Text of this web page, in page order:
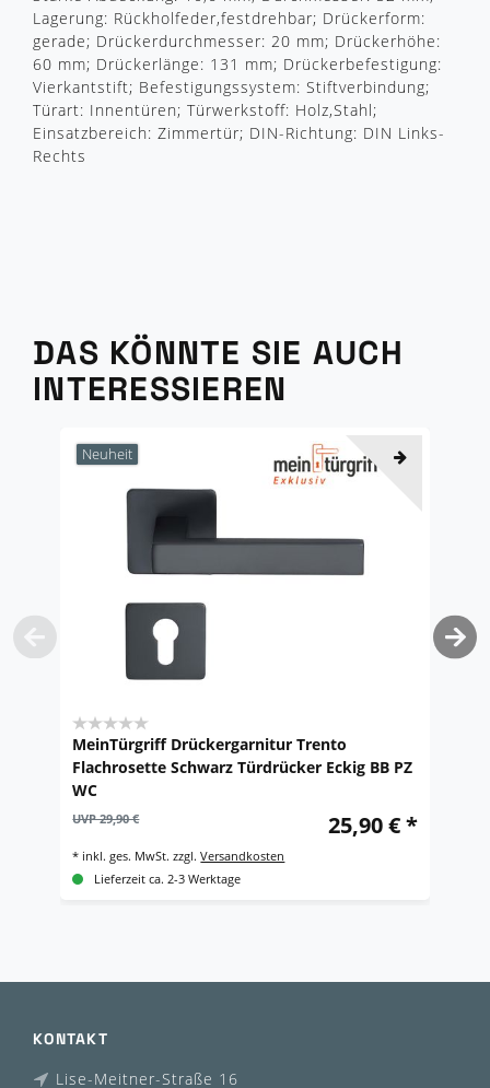
Lagerung: Rückholfeder,festdrehbar; Drückerform:
gerade; Drückerdurchmesser: 20 mm; Drückerhöhe:
60 mm; Drückerlänge: 131 mm; Drückerbefestigung:
Vierkantstift; Befestigungssystem: Stiftverbindung;
Türart: Innentüren; Türwerkstoff: Holz,Stahl;
Einsatzbereich: Zimmertür; DIN-Richtung: DIN Links-
Rechts
DAS KÖNNTE SIE AUCH
INTERESSIEREN
Neuheit
MeinTürgriff Drückergarnitur Trento
Flachrosette Schwarz Türdrücker Eckig BB PZ
WC
UVP 29,90 € 25,90 € *
* inkl. ges. MwSt. zzgl.Versandkosten
Lieferzeit ca. 2-3 Werktage
KONTAKT
Lise-Meitner-Straße 16